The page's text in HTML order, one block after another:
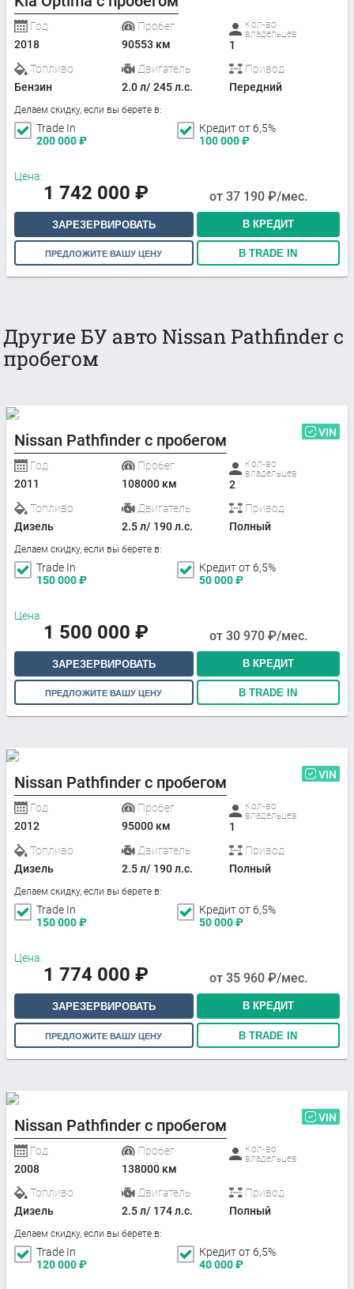
Год
2018
Пробег
90553 км
Кол-во
владельцев
1
Топливо
Бензин
Двигатель
2.0 л/ 245 л.с.
Привод
Передний
Делаем скидку, если вы берете в:
Trade In
200 000₽
Кредит от 6,5%
100 000₽
Цена:
1 742 000 ₽ от 37 190 ₽/мес.
ЗАРЕЗЕРВИРОВАТЬ В КРЕДИТ
ПРЕДЛОЖИТЕ ВАШУ ЦЕНУ В TRADE IN
Другие БУ авто Nissan Pathfinder с
пробегом
Nissan Pathfinder с пробегом VIN
Год
2011
Пробег
108000 км
Кол-во
владельцев
2
Топливо
Дизель
Двигатель
2.5 л/ 190 л.с.
Привод
Полный
Делаем скидку, если вы берете в:
Trade In
150 000₽
Кредит от 6,5%
50 000₽
Цена:
1 500 000 ₽ от 30 970 ₽/мес.
ЗАРЕЗЕРВИРОВАТЬ В КРЕДИТ
ПРЕДЛОЖИТЕ ВАШУ ЦЕНУ В TRADE IN
Nissan Pathfinder с пробегом VIN
Год
2012
Пробег
95000 км
Кол-во
владельцев
1
Топливо
Дизель
Двигатель
2.5 л/ 190 л.с.
Привод
Полный
Делаем скидку, если вы берете в:
Trade In
150 000₽
Кредит от 6,5%
50 000₽
Цена:
1 774 000 ₽ от 35 960 ₽/мес.
ЗАРЕЗЕРВИРОВАТЬ В КРЕДИТ
ПРЕДЛОЖИТЕ ВАШУ ЦЕНУ В TRADE IN
Nissan Pathfinder с пробегом VIN
Год
2008
Пробег
138000 км
Кол-во
владельцев
Топливо
Дизель
Двигатель
2.5 л/ 174 л.с.
Привод
Полный
Делаем скидку, если вы берете в:
Trade In
120 000₽
Кредит от 6,5%
40 000₽